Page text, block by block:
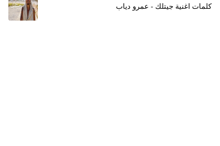
كلمات اغنية جيتلك - عمرو دياب